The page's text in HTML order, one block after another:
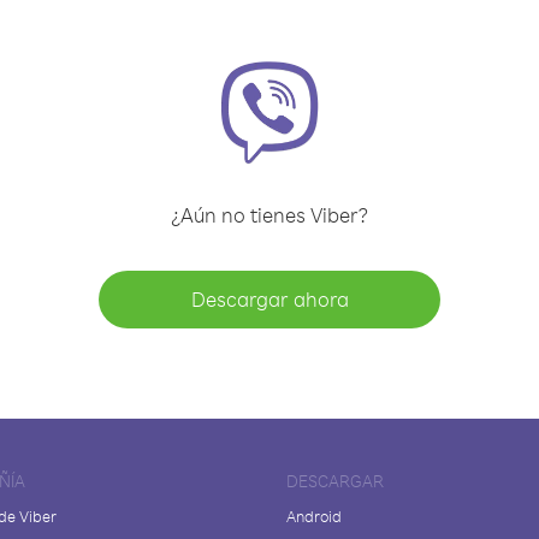
¿Aún no tienes Viber?
Descargar ahora
Viber
DESCARGAR
Android